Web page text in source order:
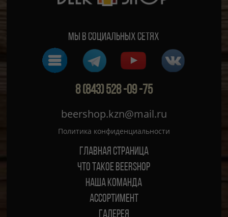
Мы в социальных сетях
8 (843) 528 -09 -75
beershop.kzn@mail.ru
Политика конфиденциальности
Главная страница
ЧТО ТАКОЕ BEERSHOP
Наша команда
Ассортимент